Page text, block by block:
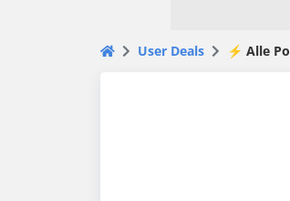
User Deals ⚡️ Alle